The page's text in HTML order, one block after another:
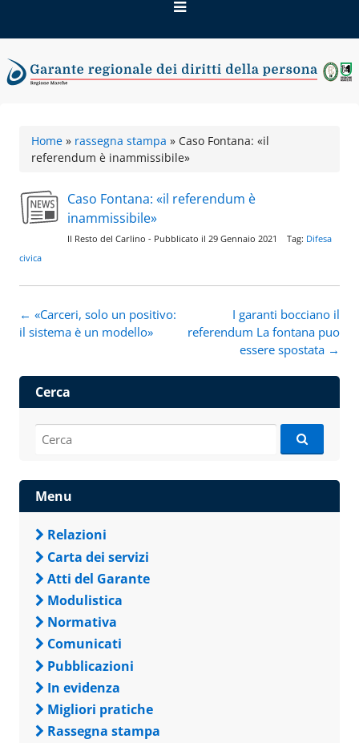
contenuto
diritti della persona
Home » rassegna stampa » Caso Fontana: «il
referendum è inammissibile»
Caso Fontana: «il referendum è
inammissibile»
Il Resto del Carlino - Pubblicato il 29 Gennaio 2021 Tag: Difesa
civica
Navigazione
articolo
← «Carceri, solo un positivo:
il sistema è un modello»
I garanti bocciano il
referendum La fontana puo
essere spostata →
Cerca
Cerca:
Menu
Relazioni
Carta dei servizi
Atti del Garante
Modulistica
Normativa
Comunicati
Pubblicazioni
In evidenza
Migliori pratiche
Rassegna stampa